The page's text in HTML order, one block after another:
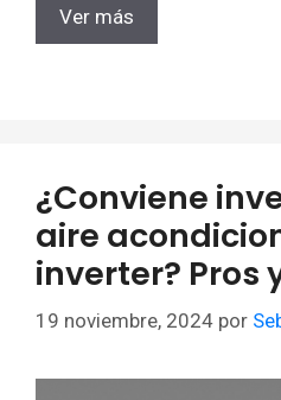
Ver más
¿Conviene
aire
inverter? Pros
19 noviembre, 2024 por